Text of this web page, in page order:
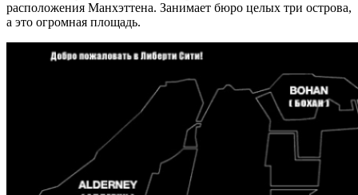
расположения Манхэттена. Занимает бюро целых три острова,
а это огромная площадь.